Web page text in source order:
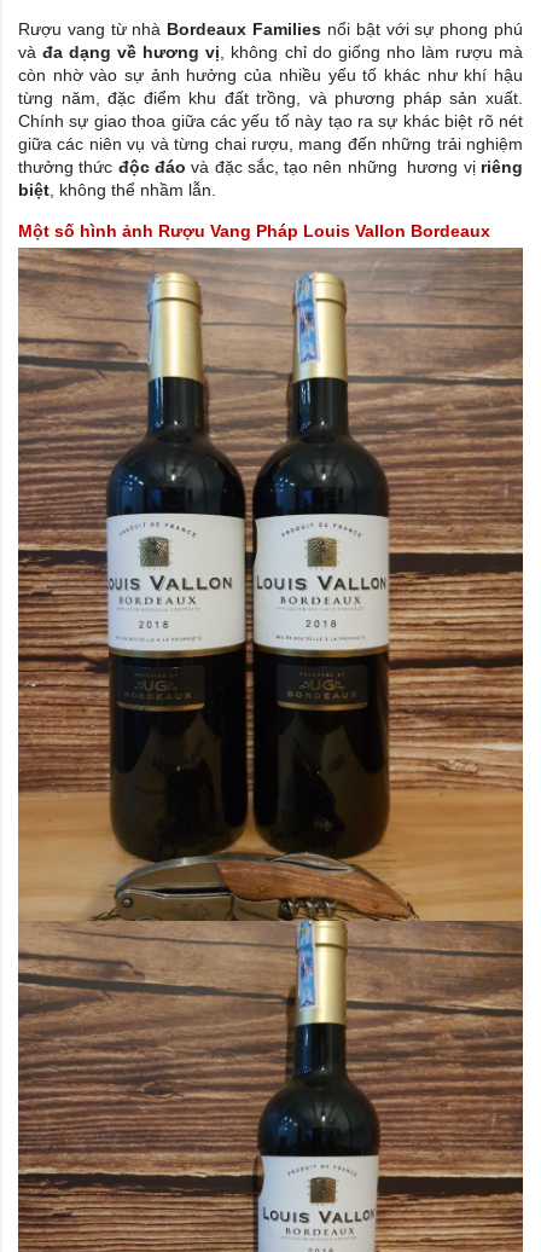
Rượu vang từ nhà Bordeaux Families nổi bật với sự phong phú
vàđa dạng về hương vị , không chỉ do giống nho làm rượu mà
còn nhờ vào sự ảnh hưởng của nhiều yếu tố khác như khí hậu
từng năm, đặc điểm khu đất trồng, và phương pháp sản xuất.
Chính sự giao thoa giữa các yếu tố này tạo ra sự khác biệt rõ nét
giữa các niên vụ và từng chai rượu, mang đến những trải nghiệm
thưởng thức độc đáovà đặc sắc, tạo nên những hương vị riêng
biệt , không thể nhầm lẫn.
Một số hình ảnh Rượu Vang Pháp Louis Vallon Bordeaux